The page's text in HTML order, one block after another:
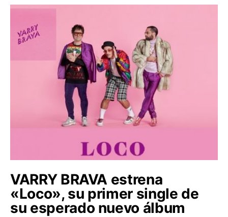
VARRY BRAVA estrena
«Loco», su primer single de
su esperado nuevo álbum